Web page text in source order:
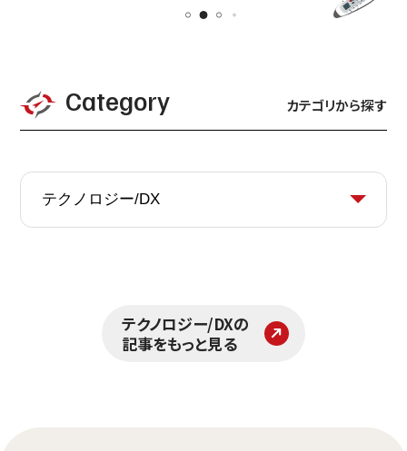
Category カテゴリから探す
テクノロジー/DXの
記事をもっと見る